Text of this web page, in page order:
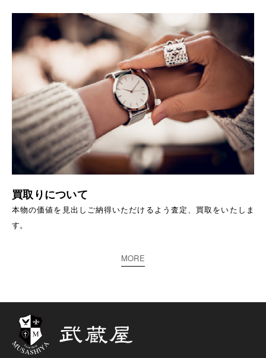
買取りについて
本物の価値を見出しご納得いただけるよう査定、買取をいたしま
す。
MORE